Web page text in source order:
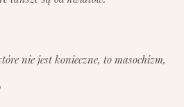
nie jest konieczne, to masochizm,